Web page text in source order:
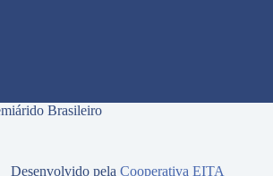
Brasileiro
Desenvolvido pelaCooperativa EITA